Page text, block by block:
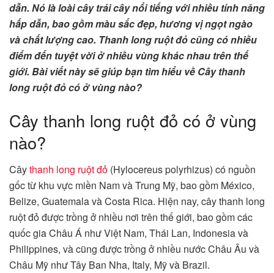
dẫn. Nó là loài cây trái cây nổi tiếng với nhiều tính năng
hấp dẫn, bao gồm màu sắc đẹp, hương vị ngọt ngào
và chất lượng cao. Thanh long ruột đỏ cũng có nhiều
điểm đến tuyệt vời ở nhiều vùng khác nhau trên thế
giới. Bài viết này sẽ giúp bạn tìm hiểu về Cây thanh
long ruột đỏ có ở vùng nào?
Cây thanh long ruột đỏ có ở vùng
nào?
Câythanh long ruột đỏ (Hylocereus polyrhizus) có nguồn
gốc từ khu vực miền Nam và Trung Mỹ, bao gồm México,
Belize, Guatemala và Costa Rica. Hiện nay, cây thanh long
ruột đỏ được trồng ở nhiều nơi trên thế giới, bao gồm các
quốc gia Châu Á như Việt Nam, Thái Lan, Indonesia và
Philippines, và cũng được trồng ở nhiều nước Châu Âu và
Châu Mỹ như Tây Ban Nha, Italy, Mỹ và Brazil.